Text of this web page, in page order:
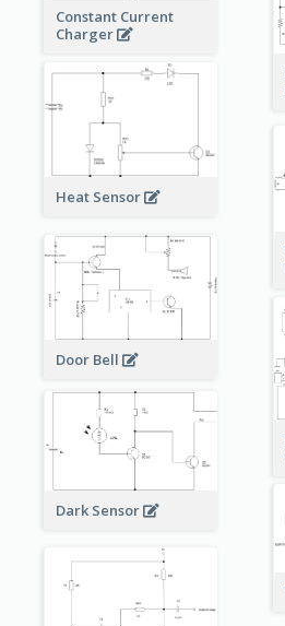
Constant Current
Charger
Heat Sensor
Door Bell
Dark Sensor